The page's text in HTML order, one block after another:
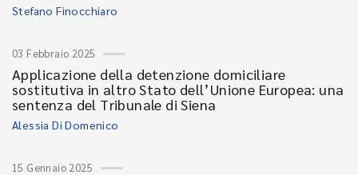
Stefano Finocchiaro
03 Febbraio 2025
Applicazione della detenzione domiciliare
sostitutiva in altro Stato dell’Unione Europea: una
sentenza del Tribunale di Siena
Alessia Di Domenico
15 Gennaio 2025